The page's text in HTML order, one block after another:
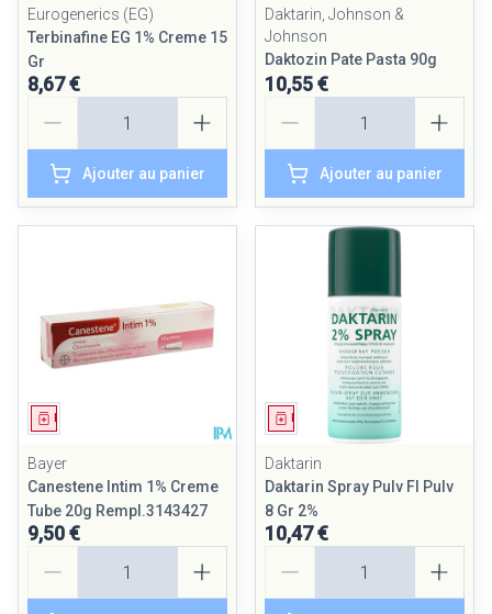
Eurogenerics (EG)
Terbinafine EG 1% Creme 15
Gr
8,67 €
Ajouter au panier
Daktarin, Johnson &
Johnson
Daktozin Pate Pasta 90g
10,55 €
Ajouter au panier
Bayer
Canestene Intim 1% Creme
Tube 20g Rempl.3143427
9,50 €
Médicament
Daktarin
Daktarin Spray Pulv Fl Pulv
8 Gr 2%
10,47 €